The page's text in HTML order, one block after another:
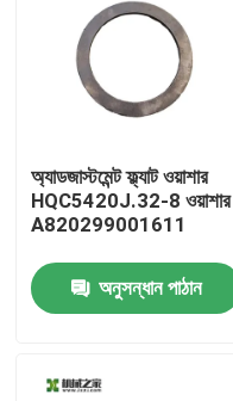
বাড়ি
পণ্য
অ্যাডজাস্টমেন্ট ফ্ল্যাট ওয়াশার
HQC5420J.32-8 ওয়াশার
A820299001611
অনুসন্ধান পাঠান